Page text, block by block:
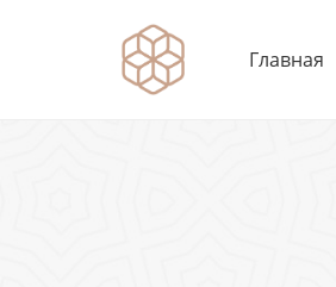
Главная